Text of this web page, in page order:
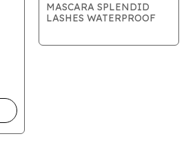
MASCARA SPLENDID
LASHES WATERPROOF